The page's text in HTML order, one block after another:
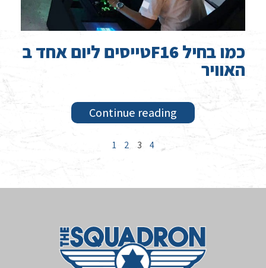
טייסים ליום אחד בF16 כמו בחיל
האוויר
Continue reading
1 2 3 4